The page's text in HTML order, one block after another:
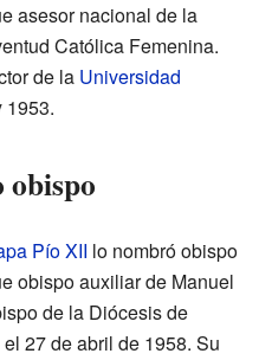
asesor nacional de la
Católica Femenina.
de la Universidad
1953.
obispo
Pío XII lo nombró obispo
obispo auxiliar de Manuel
de la Diócesis de
27 de abril de 1958. Su